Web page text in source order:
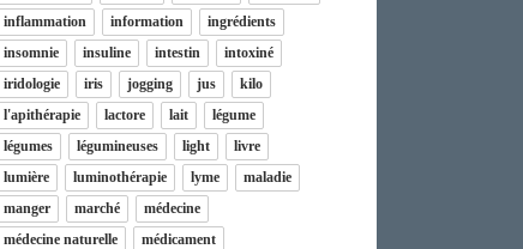
inflammation
information
ingrédients
insomnie
insuline intestin
intoxiné
iridologie
iris jogging jus
kilo
l'apithérapie
lactore lait
légume
légumes
légumineuses light
livre
lumière
luminothérapie lyme
maladie
manger
marché
médecine
médecine naturelle
médicament